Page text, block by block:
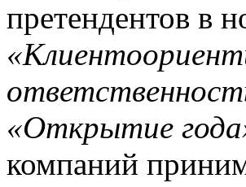
претендентов в
«Открытие
компаний